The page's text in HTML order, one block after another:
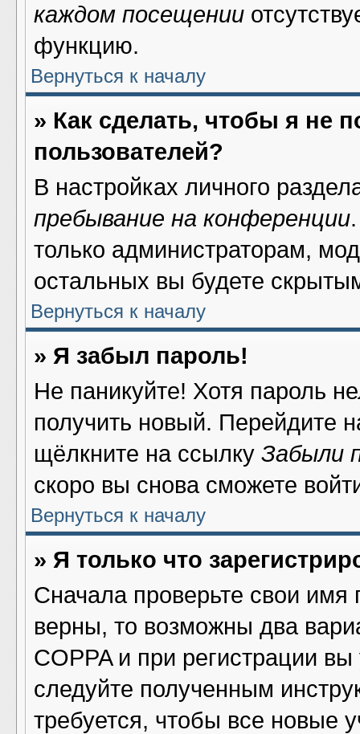
каждом посещении
функцию.
Вернуться к началу
» Как сделать, чтобы я не
пользователей?
В настройках личного
пребывание на конференции
только администраторам,
остальных вы будете
Вернуться к началу
» Я забыл пароль!
Не паникуйте! Хотя пароль
получить новый. Перейдите
щёлкните на ссылку Забыли
скоро вы снова сможете
Вернуться к началу
» Я только что
Сначала проверьте свои имя
верны, то возможны два
COPPA и при регистрации
следуйте полученным
требуется, чтобы все новые